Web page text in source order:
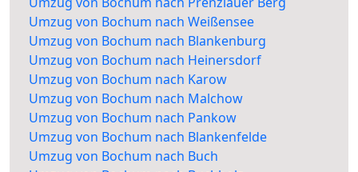
Umzug von Bochum nach Weißensee
Umzug von Bochum nach Blankenburg
Umzug von Bochum nach Heinersdorf
Umzug von Bochum nach Karow
Umzug von Bochum nach Malchow
Umzug von Bochum nach Pankow
Umzug von Bochum nach Blankenfelde
Umzug von Bochum nach Buch